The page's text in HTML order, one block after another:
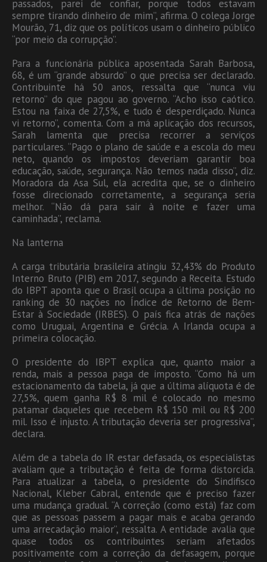
passados, parei de confiar, porque todos estavam
sempre tirando dinheiro de mim”, afirma. O colega Jorge
Mourão, 71, diz que os políticos usam o dinheiro público
“por meio da corrupção”.
Para a funcionária pública aposentada Sarah Barbosa,
68, é um “grande absurdo” o que precisa ser declarado.
Contribuinte há 50 anos, ressalta que “nunca viu
retorno” do que pagou ao governo. “Acho isso caótico.
Estou na faixa de 27,5%, e tudo é desperdiçado. Nunca
vi retorno”, comenta. Com a má aplicação dos recursos,
Sarah lamenta que precisa recorrer a serviços
particulares. “Pago o plano de saúde e a escola do meu
neto, quando os impostos deveriam garantir boa
educação, saúde, segurança. Não temos nada disso”, diz.
Moradora da Asa Sul, ela acredita que, se o dinheiro
fosse direcionado corretamente, a segurança seria
melhor. “Não dá para sair à noite e fazer uma
caminhada”, reclama.
Na lanterna
A carga tributária brasileira atingiu 32,43% do Produto
Interno Bruto (PIB) em 2017, segundo a Receita. Estudo
do IBPT aponta que o Brasil ocupa a última posição no
ranking de 30 nações no Índice de Retorno de Bem-
Estar à Sociedade (IRBES). O país fica atrás de nações
como Uruguai, Argentina e Grécia. A Irlanda ocupa a
primeira colocação.
O presidente do IBPT explica que, quanto maior a
renda, mais a pessoa paga de imposto. “Como há um
estacionamento da tabela, já que a última alíquota é de
27,5%, quem ganha R$ 8 mil é colocado no mesmo
patamar daqueles que recebem R$ 150 mil ou R$ 200
mil. Isso é injusto. A tributação deveria ser progressiva”,
declara.
Além de a tabela do IR estar defasada, os especialistas
avaliam que a tributação é feita de forma distorcida.
Para atualizar a tabela, o presidente do Sindifisco
Nacional, Kleber Cabral, entende que é preciso fazer
uma mudança gradual. “A correção (como está) faz com
que as pessoas passem a pagar mais e acaba gerando
uma arrecadação maior”, ressalta. A entidade avalia que
quase todos os contribuintes seriam afetados
positivamente com a correção da defasagem, porque